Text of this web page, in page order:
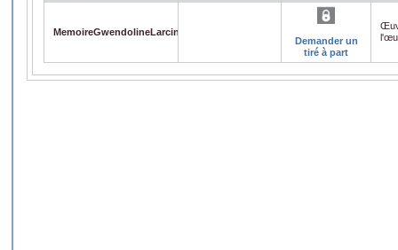
MemoireGwendolineLarcin.pdf
Demander un
tiré à part